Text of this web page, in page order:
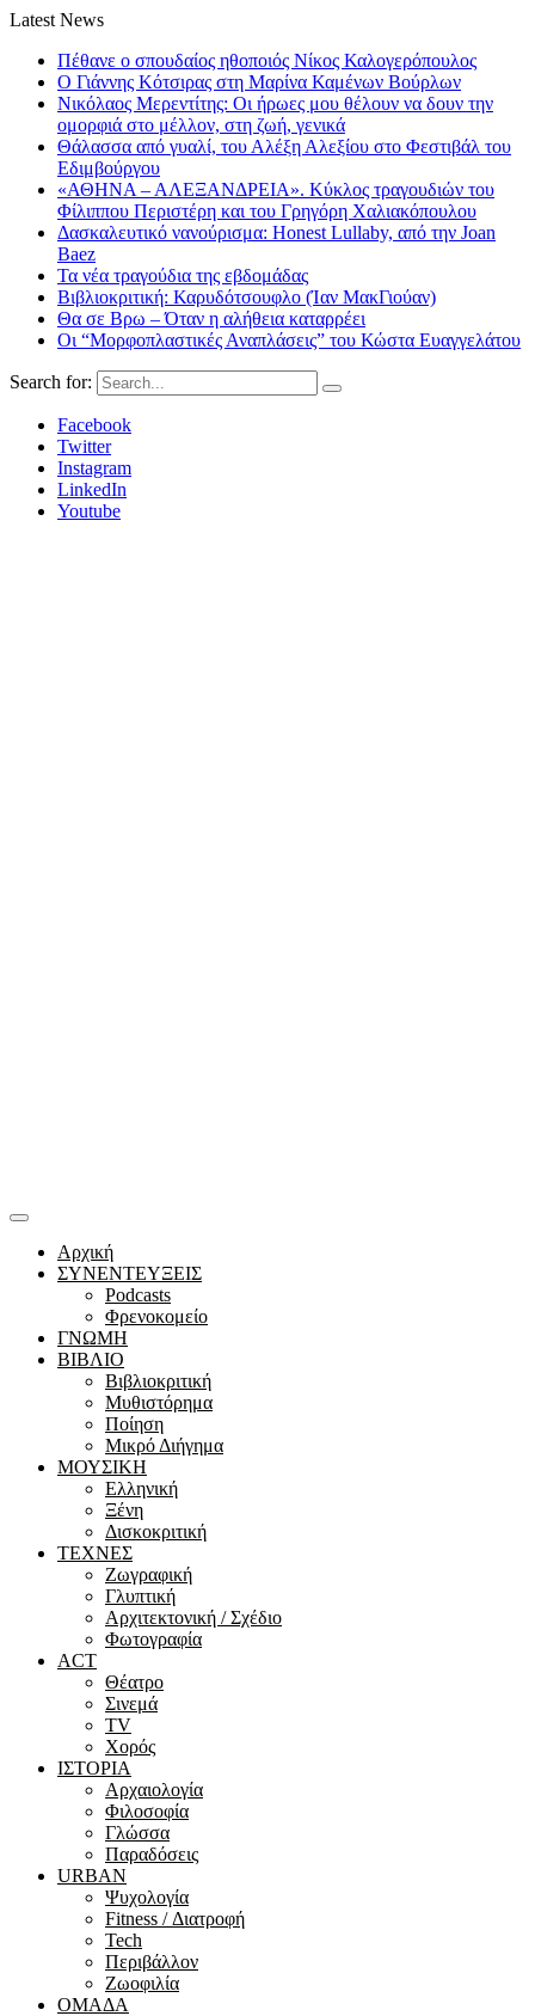
Latest News
Πέθανε ο σπουδαίος ηθοποιός Νίκος Καλογερόπουλος
Ο Γιάννης Κότσιρας στη Μαρίνα Καμένων Βούρλων
Νικόλαος Μερεντίτης: Οι ήρωες μου θέλουν να δουν την
ομορφιά στο μέλλον, στη ζωή, γενικά
Θάλασσα από γυαλί, του Αλέξη Αλεξίου στο Φεστιβάλ του
Εδιμβούργου
«ΑΘΗΝΑ – ΑΛΕΞΑΝΔΡΕΙΑ». Κύκλος τραγουδιών του
Φίλιππου Περιστέρη και του Γρηγόρη Χαλιακόπουλου
Δασκαλευτικό νανούρισμα: Honest Lullaby, από την Joan
Baez
Τα νέα τραγούδια της εβδομάδας
Βιβλιοκριτική: Καρυδότσουφλο (Ίαν ΜακΓιούαν)
Θα σε Βρω – Όταν η αλήθεια καταρρέει
Οι “Μορφοπλαστικές Αναπλάσεις” του Κώστα Ευαγγελάτου
Search for:
Facebook
Twitter
Instagram
LinkedIn
Youtube
Αρχική
ΣΥΝΕΝΤΕΥΞΕΙΣ
Podcasts
Φρενοκομείο
ΓΝΩΜΗ
ΒΙΒΛΙΟ
Βιβλιοκριτική
Μυθιστόρημα
Ποίηση
Μικρό Διήγημα
ΜΟΥΣΙΚΗ
Ελληνική
Ξένη
Δισκοκριτική
ΤΕΧΝΕΣ
Ζωγραφική
Γλυπτική
Αρχιτεκτονική / Σχέδιο
Φωτογραφία
ACT
Θέατρο
Σινεμά
ΤV
Χορός
ΙΣΤΟΡΙΑ
Αρχαιολογία
Φιλοσοφία
Γλώσσα
Παραδόσεις
URBAN
Ψυχολογία
Fitness / Διατροφή
Tech
Περιβάλλον
Ζωοφιλία
ΟΜΑΔΑ